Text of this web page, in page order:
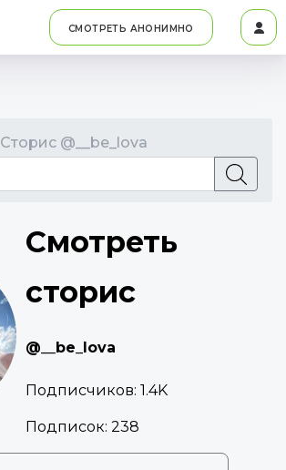
СМОТРЕТЬ АНОНИМНО
Сторис @__be_lova
Смотреть
сторис
@__be_lova
Подписчиков: 1.4K
Подписок: 238